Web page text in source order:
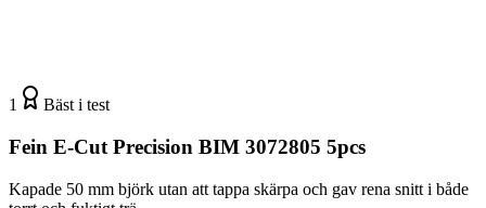
1 Bäst i test
Fein E-Cut Precision BIM 3072805 5pcs
Kapade 50 mm björk utan att tappa skärpa och gav rena snitt i både